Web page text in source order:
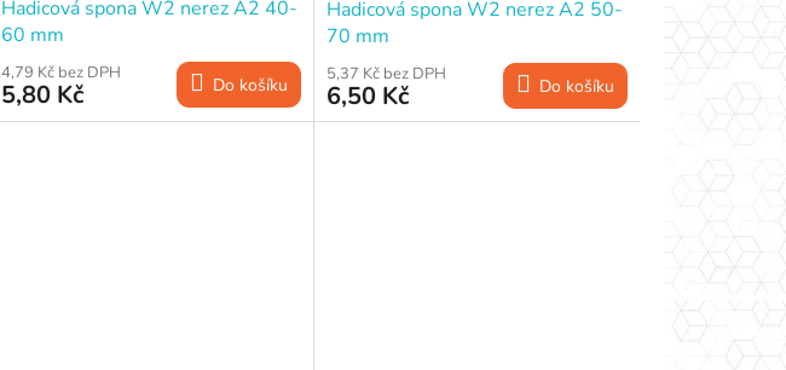
Hadicová spona W2 nerez A2 40-
60 mm
4,79 Kč bez DPH
5,80 Kč Do košíku
Hadicová spona W2 nerez A2 50-
70 mm
5,37 Kč bez DPH
6,50 Kč Do košíku